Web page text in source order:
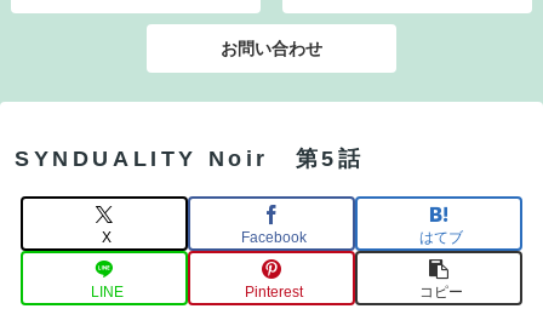
お問い合わせ
SYNDUALITY Noir 第5話
X Facebook はてブ
LINE Pinterest コピー